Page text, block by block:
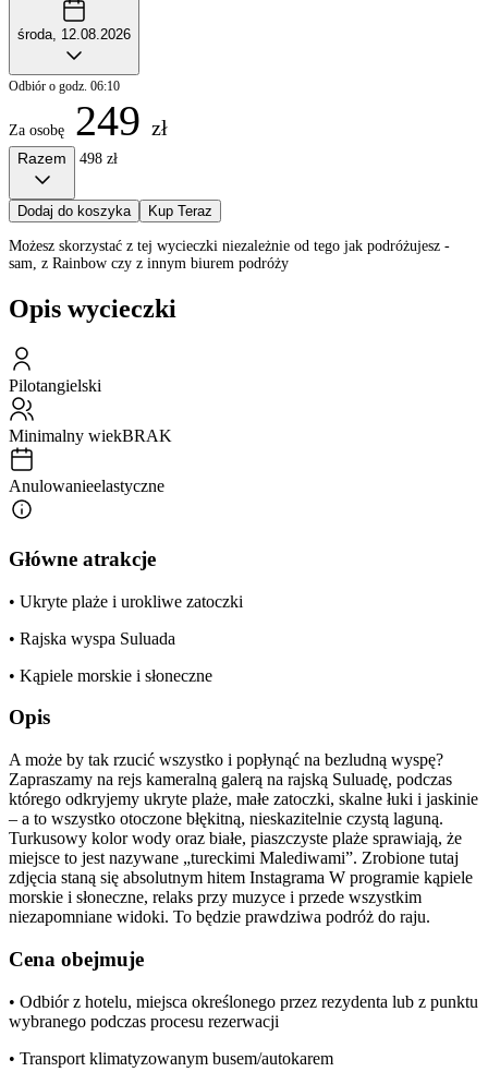
środa, 12.08.2026
Odbiór o godz. 06:10
Za osobę 249 zł
Razem 498 zł
Dodaj do koszyka Kup Teraz
Możesz skorzystać z tej wycieczki niezależnie od tego jak podróżujesz -
sam, z Rainbow czy z innym biurem podróży
Opis wycieczki
Pilotangielski
Minimalny wiekBRAK
Anulowanieelastyczne
Główne atrakcje
• Ukryte plaże i urokliwe zatoczki
• Rajska wyspa Suluada
• Kąpiele morskie i słoneczne
Opis
A może by tak rzucić wszystko i popłynąć na bezludną wyspę?
Zapraszamy na rejs kameralną galerą na rajską Suluadę, podczas
którego odkryjemy ukryte plaże, małe zatoczki, skalne łuki i jaskinie
– a to wszystko otoczone błękitną, nieskazitelnie czystą laguną.
Turkusowy kolor wody oraz białe, piaszczyste plaże sprawiają, że
miejsce to jest nazywane „tureckimi Malediwami”. Zrobione tutaj
zdjęcia staną się absolutnym hitem Instagrama W programie kąpiele
morskie i słoneczne, relaks przy muzyce i przede wszystkim
niezapomniane widoki. To będzie prawdziwa podróż do raju.
Cena obejmuje
• Odbiór z hotelu, miejsca określonego przez rezydenta lub z punktu
wybranego podczas procesu rezerwacji
• Transport klimatyzowanym busem/autokarem